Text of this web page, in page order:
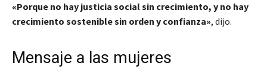
«Porque no hay justicia social sin crecimiento, y no hay
crecimiento sostenible sin orden y confianza», dijo.
Mensaje a las mujeres